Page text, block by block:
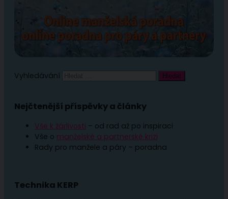
Vyhledávání
Nejčtenější příspěvky a články
Vše k žárlivosti – od rad až po inspiraci
Vše o manželské a partnerské krizi
Rady pro manžele a páry – poradna
Technika KERP